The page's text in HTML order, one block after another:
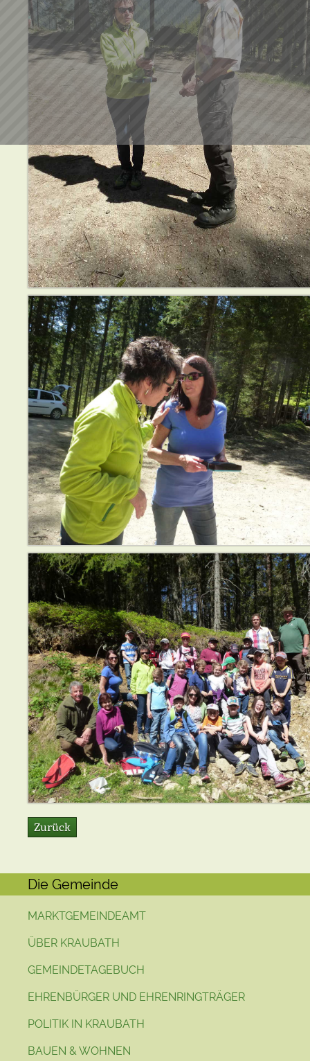
Zurück
Die Gemeinde
MARKTGEMEINDEAMT
ÜBER KRAUBATH
GEMEINDETAGEBUCH
EHRENBÜRGER UND EHRENRINGTRÄGER
POLITIK IN KRAUBATH
BAUEN & WOHNEN